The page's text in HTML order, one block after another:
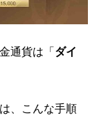
通貨は「ダイ
、こんな手順